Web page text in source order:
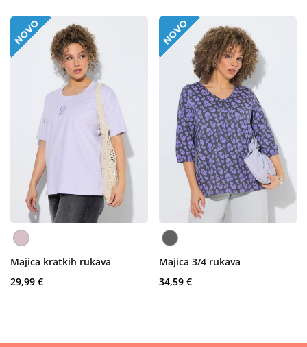
Majica kratkih rukava
29,99 €
Majica 3/4 rukava
34,59 €